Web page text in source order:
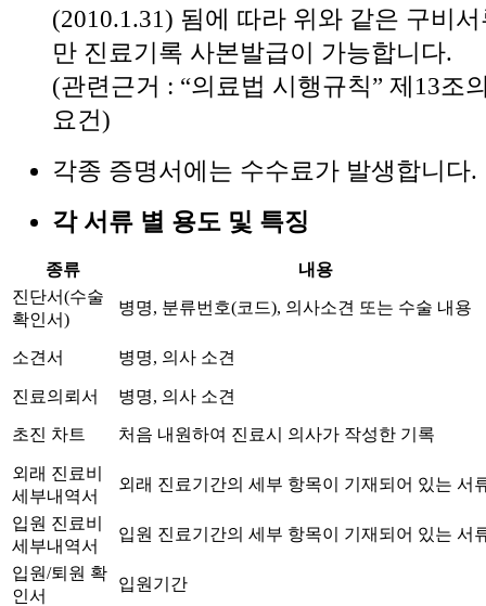
(2010.1.31) 됨에 따라 위와 같은 구비
만 진료기록 사본발급이 가능합니다.
(관련근거 : “의료법 시행규칙” 제13조
요건)
각종 증명서에는 수수료가 발생합니다.
각 서류 별 용도 및 특징
종류
내용
진단서(수술
확인서)
병명, 분류번호(코드), 의사소견 또는 수술 내용
소견서 병명, 의사 소견
진료의뢰서 병명, 의사 소견
초진 차트 처음 내원하여 진료시 의사가 작성한 기록
외래 진료비
세부내역서
외래 진료기간의 세부 항목이 기재되어 있는 서
입원 진료비
세부내역서
입원 진료기간의 세부 항목이 기재되어 있는 서
입원/퇴원 확
인서
입원기간